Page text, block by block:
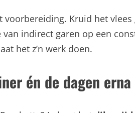
voorbereiding. Kruid het
van indirect garen op een
het z’n werk doen.
én de dagen erna